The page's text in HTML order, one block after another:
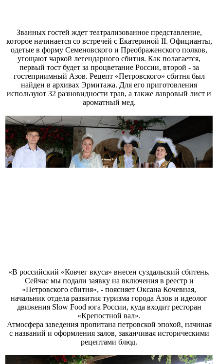
Званных гостей ждет театрализованное представление,
которое начинается со встречей с Екатериной II. Официанты,
одетые в форму Семеновского и Преображенского полков,
угощают чаркой легендарного сбитня. Как полагается,
первый тост будет за процветание России, второй - за
гостеприимный Азов. Рецепт «Петровского» сбитня был
найден в архивах Эрмитажа. Для его приготовления
используют 32 разновидности трав, а также лавровый лист и
ароматный мед.
«В российский «Ковчег вкуса» внесен суздальский сбитень.
Сейчас мы подали заявку на включения в реестр и
«Петровского сбитня», - поясняет Оксана Кочевная,
начальник отдела развития туризма города Азов и идеолог
движения Slow Food юга России, куда входит ресторан
«Крепостной вал».
Атмосфера заведения пропитана петровской эпохой, начиная
с названий и оформления залов, заканчивая историческими
рецептами блюд.